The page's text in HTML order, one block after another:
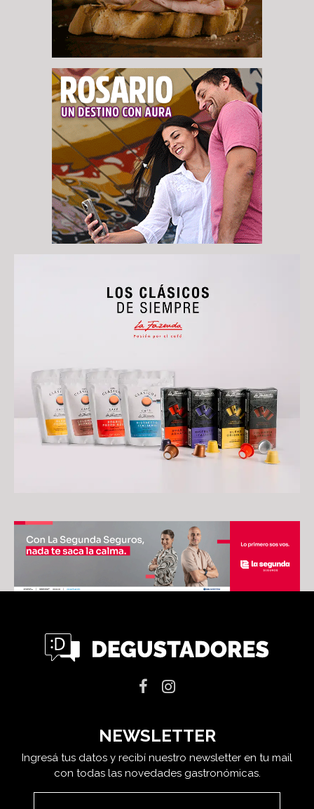
NEWSLETTER
Ingresá tus datos y recibí nuestro newsletter en tu mail
con todas las novedades gastronómicas.